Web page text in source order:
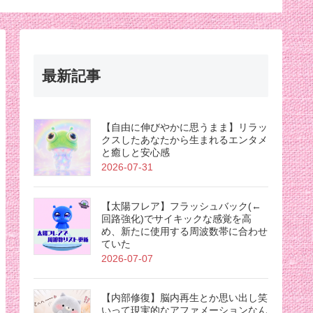
最新記事
【自由に伸びやかに思うまま】リラッ
クスしたあなたから生まれるエンタメ
と癒しと安心感
2026-07-31
【太陽フレア】フラッシュバック(←
回路強化)でサイキックな感覚を高
め、新たに使用する周波数帯に合わせ
ていた
2026-07-07
【内部修復】脳内再生とか思い出し笑
いって現実的なアファメーションなん